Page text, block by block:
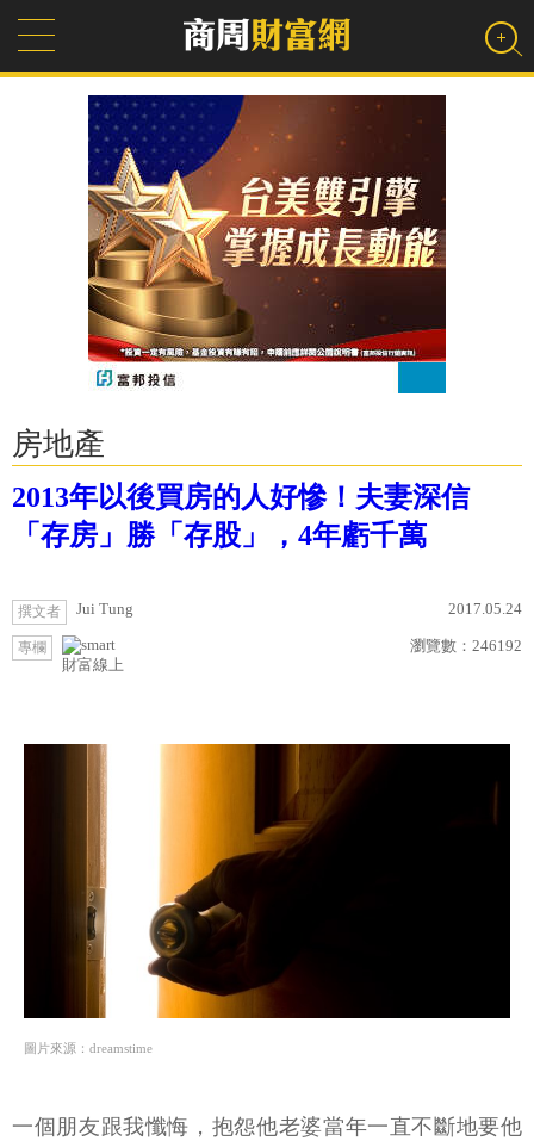
房地產
2013年以後買房的人好慘！夫妻深信
「存房」勝「存股」，4年虧千萬
撰文者 Jui Tung 2017.05.24
專欄
財富線上
瀏覽數： 246192
圖片來源：dreamstime
一個朋友跟我懺悔，抱怨他老婆當年一直不斷地要他